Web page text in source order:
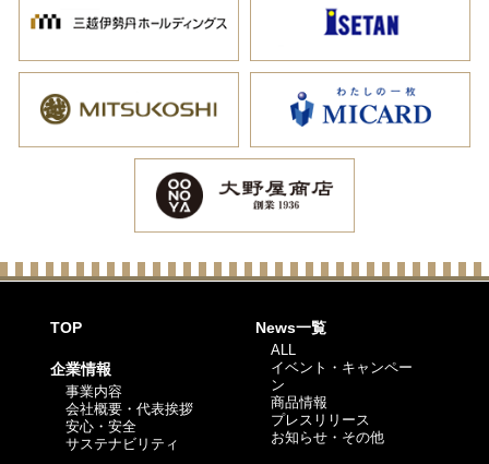
TOP
企業情報
事業内容
会社概要・代表挨拶
安心・安全
サステナビリティ
News一覧
ALL
イベント・キャンペー
ン
商品情報
プレスリリース
お知らせ・その他